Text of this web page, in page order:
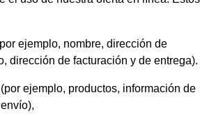
ejemplo, nombre, dirección de
dirección de facturación y de entrega).
ejemplo, productos, información de